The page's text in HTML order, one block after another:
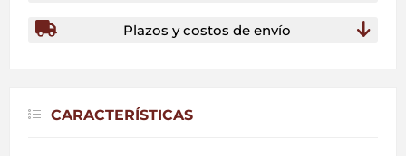
Plazos y costos de envío
CARACTERÍSTICAS